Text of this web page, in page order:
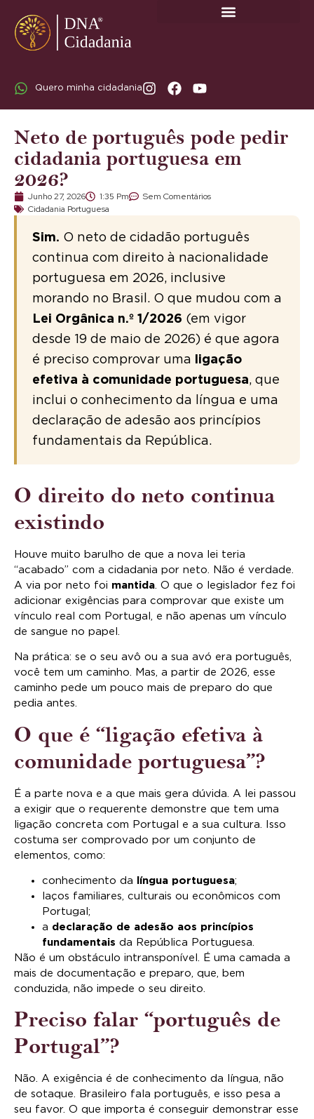
Quero minha cidadania
Neto de português pode pedir
cidadania portuguesa em
2026?
Junho 27, 2026 1:35 Pm
Sem Comentários
Cidadania Portuguesa
Sim. O neto de cidadão português
continua com direito à nacionalidade
portuguesa em 2026, inclusive
morando no Brasil. O que mudou com a
Lei Orgânica n.º 1/2026 (em vigor
desde 19 de maio de 2026) é que agora
é preciso comprovar uma
ligação
efetiva à comunidade portuguesa, que
inclui o conhecimento da língua e uma
declaração de adesão aos princípios
fundamentais da República.
O direito do neto continua
existindo
Houve muito barulho de que a nova lei teria
“acabado” com a cidadania por neto. Não é verdade.
A via por neto foi mantida . O que o legislador fez foi
adicionar exigências para comprovar que existe um
vínculo real com Portugal, e não apenas um vínculo
de sangue no papel.
Na prática: se o seu avô ou a sua avó era português,
você tem um caminho. Mas, a partir de 2026, esse
caminho pede um pouco mais de preparo do que
pedia antes.
O que é “ligação efetiva à
comunidade portuguesa”?
É a parte nova e a que mais gera dúvida. A lei passou
a exigir que o requerente demonstre que tem uma
ligação concreta com Portugal e a sua cultura. Isso
costuma ser comprovado por um conjunto de
elementos, como:
conhecimento da língua portuguesa;
laços familiares, culturais ou econômicos com
Portugal;
a declaração de adesão aos princípios
fundamentais da República Portuguesa.
Não é um obstáculo intransponível. É uma camada a
mais de documentação e preparo, que, bem
conduzida, não impede o seu direito.
Preciso falar “português de
Portugal”?
Não. A exigência é de conhecimento da língua, não
de sotaque. Brasileiro fala português, e isso pesa a
seu favor. O que importa é conseguir demonstrar esse